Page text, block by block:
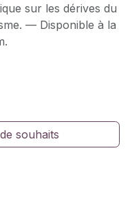
sur les dérives du
— Disponible à la
souhaits